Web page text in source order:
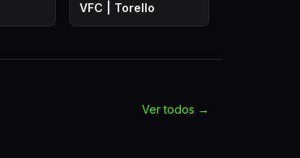
VFC | Torello
Ver todos →